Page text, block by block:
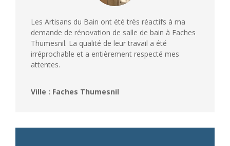
Les Artisans du Bain ont été très réactifs à ma
demande de rénovation de salle de bain à Faches
Thumesnil. La qualité de leur travail a été
irréprochable et a entièrement respecté mes
attentes.
Ville : Faches Thumesnil